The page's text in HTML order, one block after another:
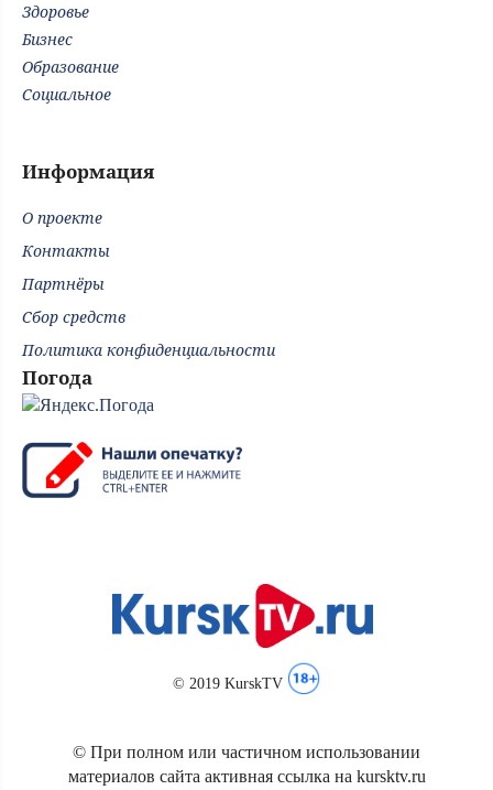
Здоровье
Бизнес
Образование
Социальное
Информация
О проекте
Контакты
Партнёры
Сбор средств
Политика конфиденциальности
Погода
© 2019 KurskTV
© При полном или частичном использовании
материалов сайта активная ссылка на kursktv.ru